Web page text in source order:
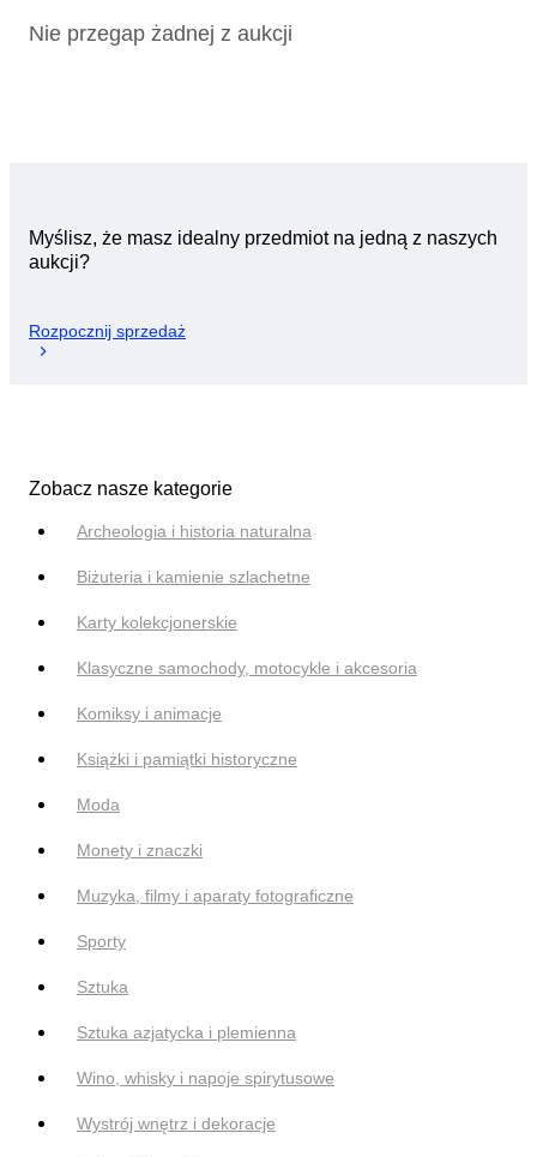
Nie przegap żadnej z aukcji
Myślisz, że masz idealny przedmiot na jedną z naszych
aukcji?
Rozpocznij sprzedaż
Zobacz nasze kategorie
Archeologia i historia naturalna
Biżuteria i kamienie szlachetne
Karty kolekcjonerskie
Klasyczne samochody, motocykle i akcesoria
Komiksy i animacje
Książki i pamiątki historyczne
Moda
Monety i znaczki
Muzyka, filmy i aparaty fotograficzne
Sporty
Sztuka
Sztuka azjatycka i plemienna
Wino, whisky i napoje spirytusowe
Wystrój wnętrz i dekoracje